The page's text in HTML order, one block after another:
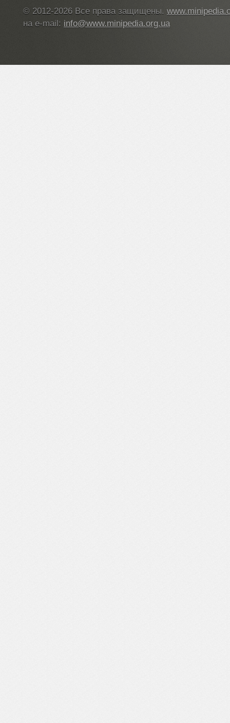
© 2012-2026 Все права защищены.
на e-mail: info@www.minipedia.org.ua